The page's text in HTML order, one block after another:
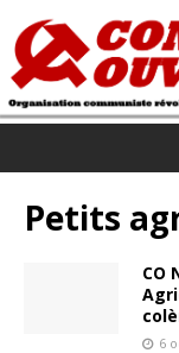
Petits
CO
6